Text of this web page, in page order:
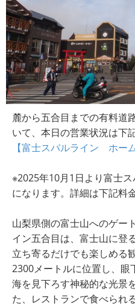
麓から五合目までの有料道
いて、本日の営業状況は下
【富士スバルライン ホー
※2025年10月1日より富士
になります。詳細は下記料
山梨県側の富士山へのゲー
イン五合目は、富士山に登
立ち寄るだけでも楽しめる
2300メートルに位置し、眼
海を見下ろす神秘的な光景
た、レストランで食べられ